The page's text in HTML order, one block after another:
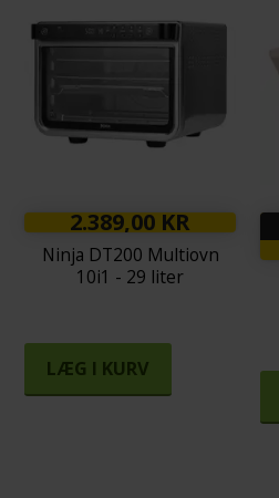
2.389,00 KR
Ninja DT200 Multiovn
10i1 - 29 liter
LÆG I KURV